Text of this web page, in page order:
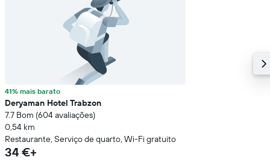
41% mais barato
Deryaman Hotel Trabzon
7.7 Bom (604 avaliações)
0,54 km
Restaurante, Serviço de quarto, Wi-Fi gratuito
34 €+